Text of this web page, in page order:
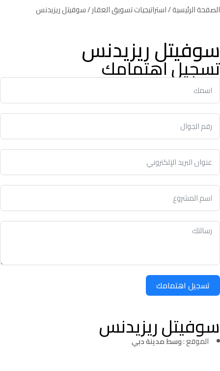
الصفحة الرئيسية/استراتيجيات تسويق العقار/ سوفيتل ريزيدنس
سوفيتل ريزيدنس
تسجيل اهتمامك
تسجيل اهتمامك
سوفيتل ريزيدنس
الموقع :وسط مدينة دبي